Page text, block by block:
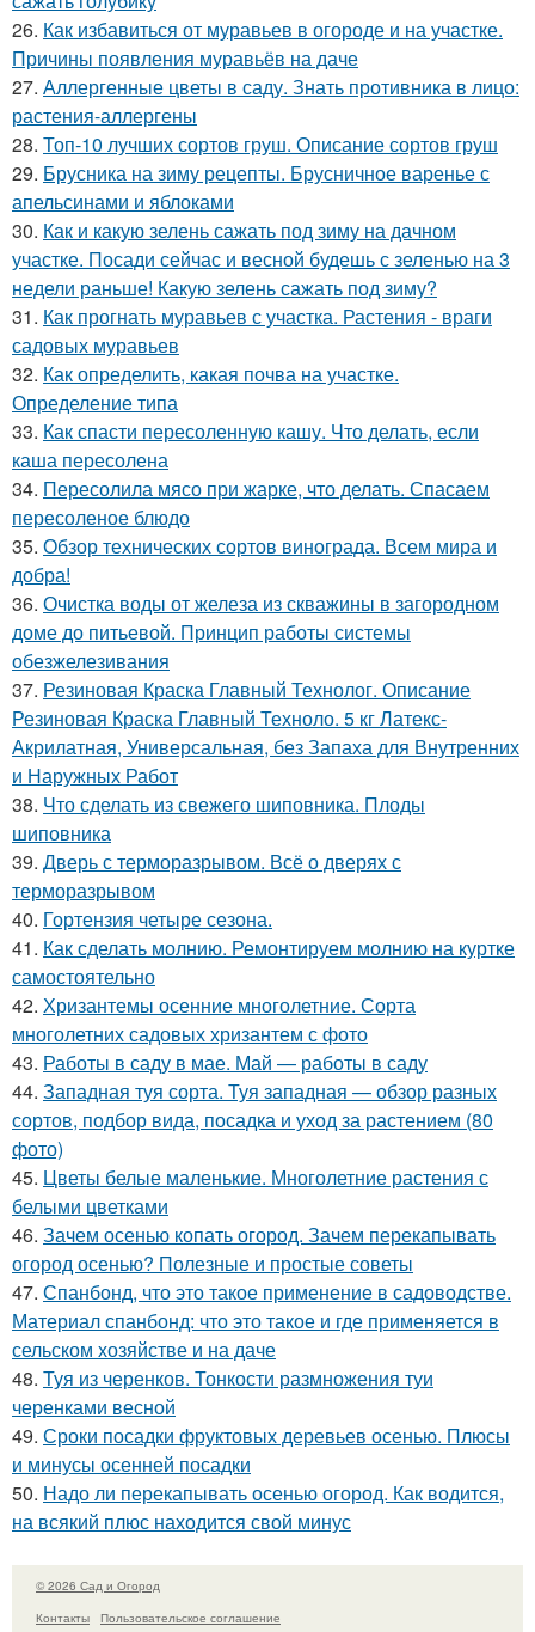
26. Как избавиться от муравьев в огороде и на участке.
Причины появления муравьёв на даче
27. Аллергенные цветы в саду. Знать противника в лицо:
растения-аллергены
28. Топ-10 лучших сортов груш. Описание сортов груш
29. Брусника на зиму рецепты. Брусничное варенье с
апельсинами и яблоками
30. Как и какую зелень сажать под зиму на дачном
участке. Посади сейчас и весной будешь с зеленью на 3
недели раньше! Какую зелень сажать под зиму?
31. Как прогнать муравьев с участка. Растения - враги
садовых муравьев
32. Как определить, какая почва на участке.
Определение типа
33. Как спасти пересоленную кашу. Что делать, если
каша пересолена
34. Пересолила мясо при жарке, что делать. Спасаем
пересоленое блюдо
35. Обзор технических сортов винограда. Всем мира и
добра!
36. Очистка воды от железа из скважины в загородном
доме до питьевой. Принцип работы системы
обезжелезивания
37. Резиновая Краска Главный Технолог. Описание
Резиновая Краска Главный Техноло. 5 кг Латекс-
Акрилатная, Универсальная, без Запаха для Внутренних
и Наружных Работ
38. Что сделать из свежего шиповника. Плоды
шиповника
39. Дверь с терморазрывом. Всё о дверях с
терморазрывом
40. Гортензия четыре сезона.
41. Как сделать молнию. Ремонтируем молнию на куртке
самостоятельно
42. Хризантемы осенние многолетние. Сорта
многолетних садовых хризантем с фото
43. Работы в саду в мае. Май — работы в саду
44. Западная туя сорта. Туя западная — обзор разных
сортов, подбор вида, посадка и уход за растением (80
фото)
45. Цветы белые маленькие. Многолетние растения с
белыми цветками
46. Зачем осенью копать огород. Зачем перекапывать
огород осенью? Полезные и простые советы
47. Спанбонд, что это такое применение в садоводстве.
Материал спанбонд: что это такое и где применяется в
сельском хозяйстве и на даче
48. Туя из черенков. Тонкости размножения туи
черенками весной
49. Сроки посадки фруктовых деревьев осенью. Плюсы
и минусы осенней посадки
50. Надо ли перекапывать осенью огород. Как водится,
на всякий плюс находится свой минус
© 2026 Сад и Огород
Контакты
Пользовательское соглашение